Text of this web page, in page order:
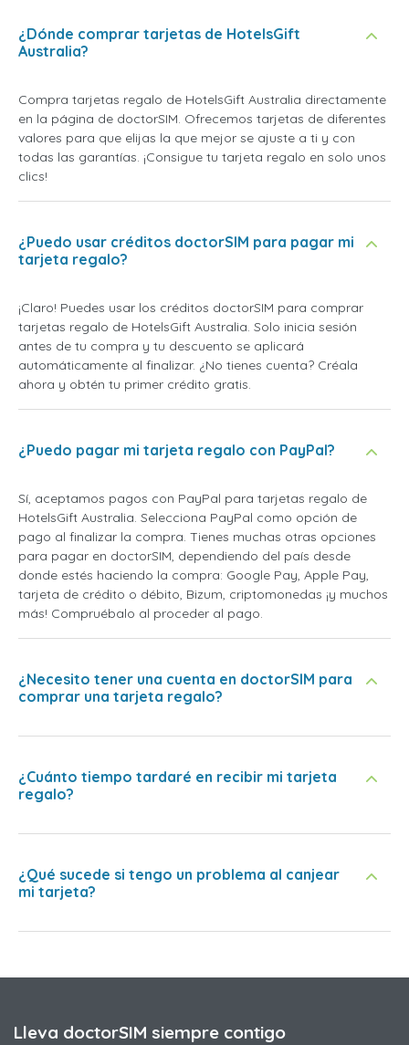
¿Dónde comprar tarjetas de HotelsGift
Australia?
Compra tarjetas regalo de HotelsGift Australia directamente
en la página de doctorSIM. Ofrecemos tarjetas de diferentes
valores para que elijas la que mejor se ajuste a ti y con
todas las garantías. ¡Consigue tu tarjeta regalo en solo unos
clics!
¿Puedo usar créditos doctorSIM para pagar mi
tarjeta regalo?
¡Claro! Puedes usar los créditos doctorSIM para comprar
tarjetas regalo de HotelsGift Australia. Solo inicia sesión
antes de tu compra y tu descuento se aplicará
automáticamente al finalizar. ¿No tienes cuenta? Créala
ahora y obtén tu primer crédito gratis.
¿Puedo pagar mi tarjeta regalo con PayPal?
Sí, aceptamos pagos con PayPal para tarjetas regalo de
HotelsGift Australia. Selecciona PayPal como opción de
pago al finalizar la compra. Tienes muchas otras opciones
para pagar en doctorSIM, dependiendo del país desde
donde estés haciendo la compra: Google Pay, Apple Pay,
tarjeta de crédito o débito, Bizum, criptomonedas ¡y muchos
más! Compruébalo al proceder al pago.
¿Necesito tener una cuenta en doctorSIM para
comprar una tarjeta regalo?
¿Cuánto tiempo tardaré en recibir mi tarjeta
regalo?
¿Qué sucede si tengo un problema al canjear
mi tarjeta?
Lleva doctorSIM siempre contigo